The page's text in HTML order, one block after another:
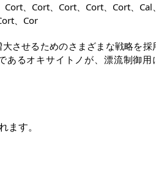
、Cort、Cort、Cort、Cort、Cal、
、Cor
させるためのさまざまな戦略を採
あるオキサイトノが、漂流制御用
す。